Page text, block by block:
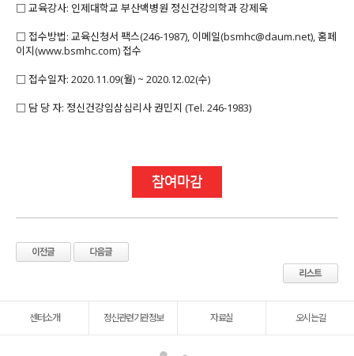
□ 교육강사: 인제대학교 부산백병원 정신건강의학과 강제욱
□ 접수방법: 교육신청서 팩스(246-1987), 이메일(bsmhc@daum.net), 홈페
이지(www.bsmhc.com) 접수
□ 접수일자: 2020.11.09(월) ~ 2020.12.02(수)
□ 담 당 자: 정신건강임삼심리사 권민지 (Tel. 246-1983)
참여마감
센터소개 정신관련기관정보 자료실 오시는길